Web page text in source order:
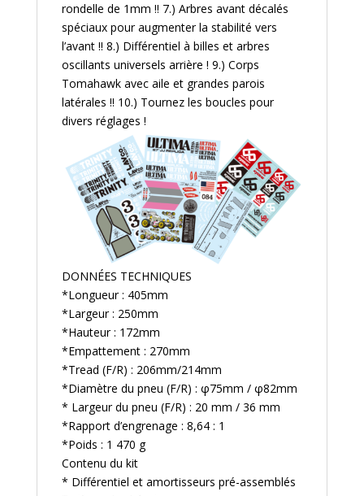
rondelle de 1mm !! 7.) Arbres avant décalés
spéciaux pour augmenter la stabilité vers
l’avant !! 8.) Différentiel à billes et arbres
oscillants universels arrière ! 9.) Corps
Tomahawk avec aile et grandes parois
latérales !! 10.) Tournez les boucles pour
divers réglages !
DONNÉES TECHNIQUES
*Longueur : 405mm
*Largeur : 250mm
*Hauteur : 172mm
*Empattement : 270mm
*Tread (F/R) : 206mm/214mm
*Diamètre du pneu (F/R) : φ75mm / φ82mm
* Largeur du pneu (F/R) : 20 mm / 36 mm
*Rapport d’engrenage : 8,64 : 1
*Poids : 1 470 g
Contenu du kit
* Différentiel et amortisseurs pré-assemblés